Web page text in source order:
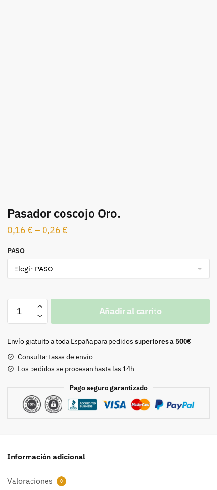
Pasador coscojo Oro.
0,16 €– 0,26 €
PASO
coscojo
cantidad
Añadir al carrito
Envío gratuito a toda España para pedidos superiores a 500€
Consultar tasas de envío
Los pedidos se procesan hasta las 14h
Pago seguro garantizado
Información adicional
Valoraciones 0